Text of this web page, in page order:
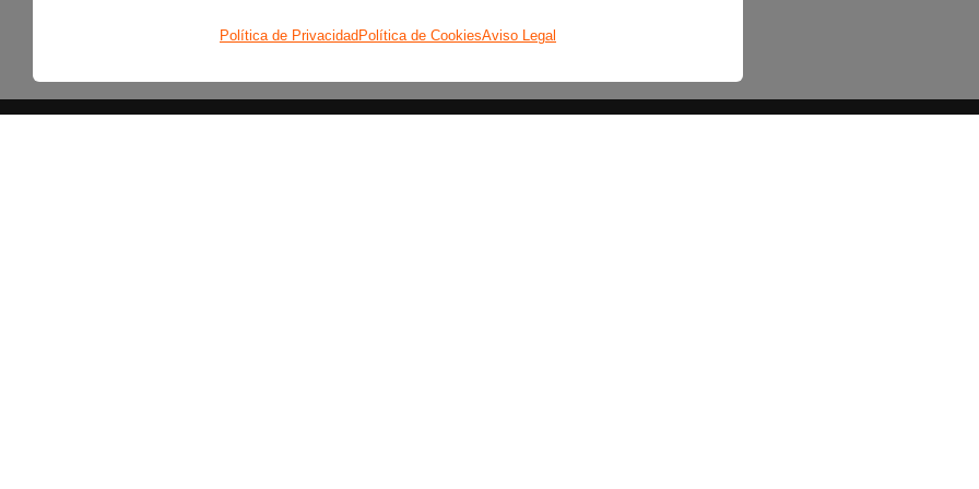
Política de Privacidad Política de CookiesAviso Legal